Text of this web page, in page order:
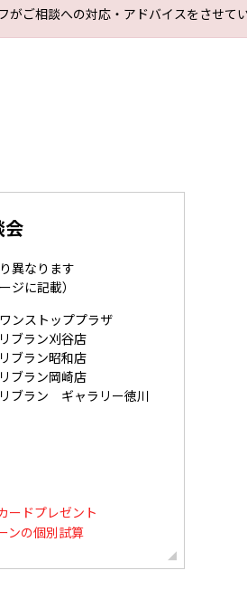
ご相談への対応・アドバイスをさせて
会
異なります
ジに記載）
ンストッププラザ
ブラン刈谷店
ブラン昭和店
ブラン岡崎店
ブラン ギャラリー徳川
ードプレゼント
ンの個別試算